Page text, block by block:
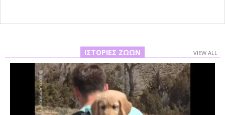
ΙΣΤΟΡΊΕΣ ΖΏΩΝ VIEW ALL